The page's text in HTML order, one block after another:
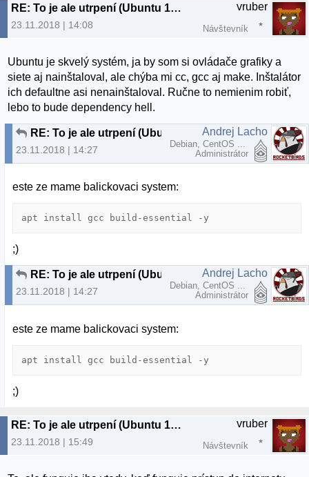
RE: To je ale utrpení (Ubuntu 18.04.1)
23.11.2018 | 14:08
vruber
Návštevník
Ubuntu je skvelý systém, ja by som si ovládače grafiky a
siete aj nainštaloval, ale chýba mi cc, gcc aj make. Inštalátor
ich defaultne asi nenainštaloval. Ručne to nemienim robiť,
lebo to bude dependency hell.
23.11.2018 | 14:27
Andrej Lacho
Debian, CentOS ...
Administrátor
este ze mame balickovaci system:
apt install gcc build-essential -y
;)
23.11.2018 | 14:27
Andrej Lacho
Debian, CentOS ...
Administrátor
este ze mame balickovaci system:
apt install gcc build-essential -y
;)
RE: To je ale utrpení (Ubuntu 18.04.1)
23.11.2018 | 15:49
vruber
Návštevník